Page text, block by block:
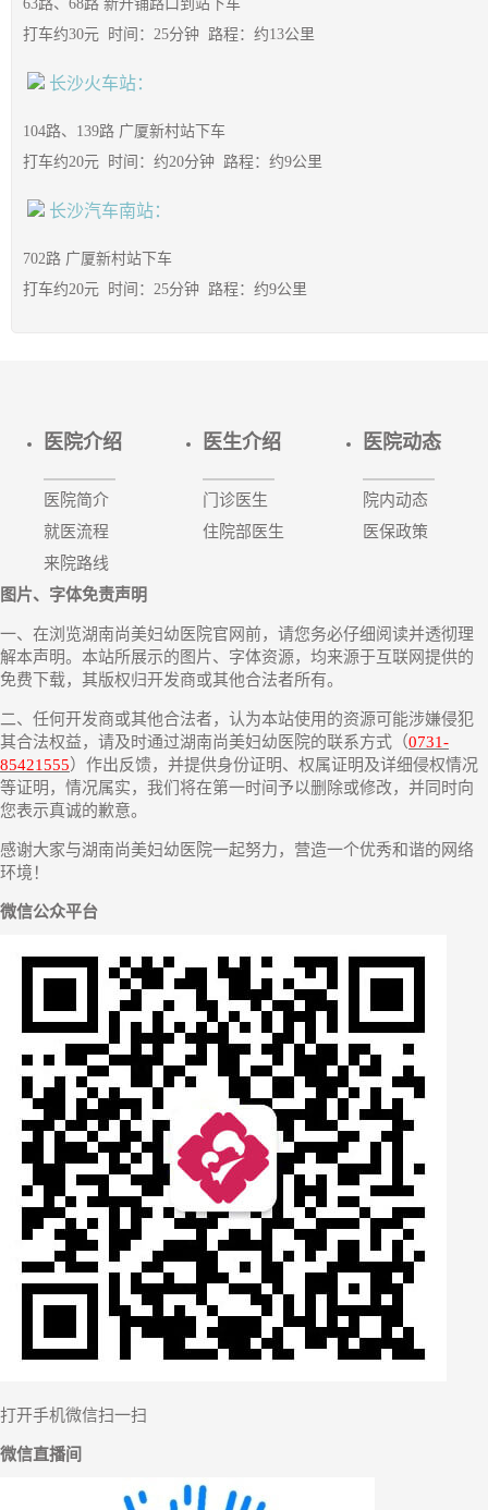
63路、68路 新开铺路口到站下车
打车约30元 时间：25分钟 路程：约13公里
长沙火车站：
104路、139路 广厦新村站下车
打车约20元 时间：约20分钟 路程：约9公里
长沙汽车南站：
702路 广厦新村站下车
打车约20元 时间：25分钟 路程：约9公里
医院介绍
医院简介
就医流程
来院路线
医生介绍
门诊医生
住院部医生
医院动态
院内动态
医保政策
图片、字体免责声明
一、在浏览湖南尚美妇幼医院官网前，请您务必仔细阅读并透彻理
解本声明。本站所展示的图片、字体资源，均来源于互联网提供的
免费下载，其版权归开发商或其他合法者所有。
二、任何开发商或其他合法者，认为本站使用的资源可能涉嫌侵犯
其合法权益，请及时通过湖南尚美妇幼医院的联系方式（0731-
85421555）作出反馈，并提供身份证明、权属证明及详细侵权情况
等证明，情况属实，我们将在第一时间予以删除或修改，并同时向
您表示真诚的歉意。
感谢大家与湖南尚美妇幼医院一起努力，营造一个优秀和谐的网络
环境！
微信公众平台
打开手机微信扫一扫
微信直播间